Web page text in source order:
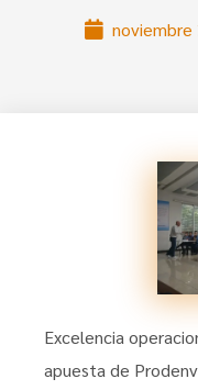
noviembre
Excelencia
apuesta de